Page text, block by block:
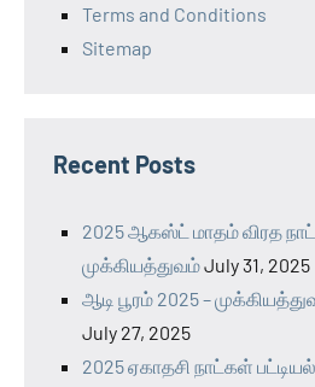
Terms and Conditions
Sitemap
Recent Posts
2025 ஆகஸ்ட் மாதம் விரத
முக்கியத்துவம்July 31, 2025
ஆடி பூரம் 2025 –
July 27, 2025
2025 ஏகாதசி நாட்கள்